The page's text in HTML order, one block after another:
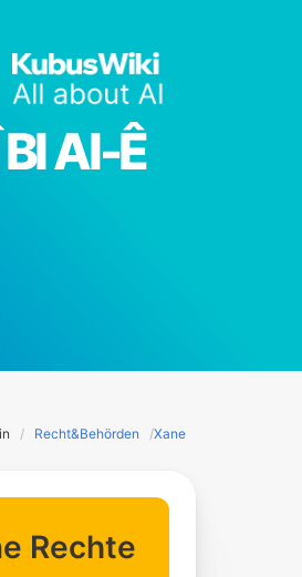
AI-Ê
Xane
Recht&Behörden
Rechte!